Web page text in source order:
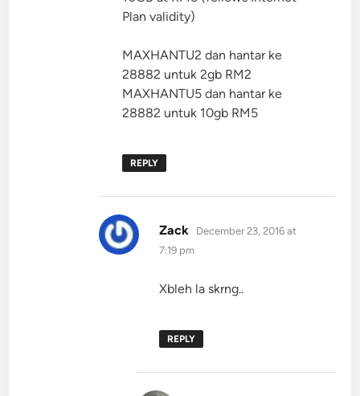
Plan validity)
MAXHANTU2 dan hantar ke
28882 untuk 2gb RM2
MAXHANTU5 dan hantar ke
28882 untuk 10gb RM5
REPLY
Zack says:
December 23, 2016 at
7:19 pm
Xbleh la skrng..
REPLY